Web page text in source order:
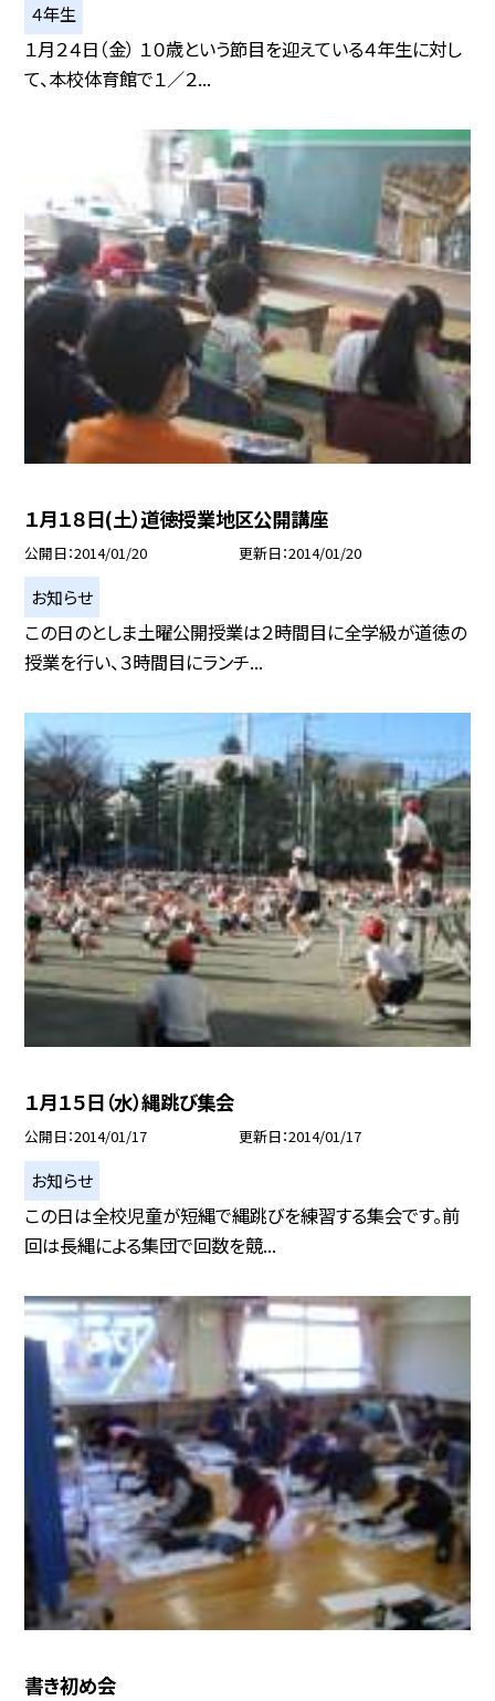
４年生
１月２４日（金） １０歳という節目を迎えている４年生に対し
て、本校体育館で１／２...
１月１８日(土）道徳授業地区公開講座
公開日 2014/01/20 更新日 2014/01/20
お知らせ
この日のとしま土曜公開授業は２時間目に全学級が道徳の
授業を行い、３時間目にランチ...
１月１５日（水）縄跳び集会
公開日 2014/01/17 更新日 2014/01/17
お知らせ
この日は全校児童が短縄で縄跳びを練習する集会です。前
回は長縄による集団で回数を競...
書き初め会